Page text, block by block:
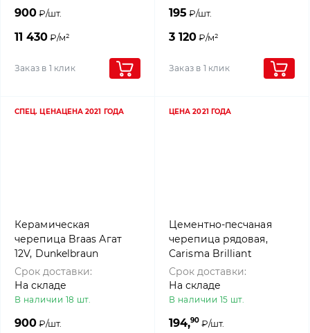
900₽/шт.
11 430₽/м²
Заказ в 1 клик
195 ₽/шт.
3 120₽/м²
Заказ в 1 клик
СПЕЦ. ЦЕНАЦЕНА 2021 ГОДА
Керамическая
черепица Braas Агат
12V, Dunkelbraun
Срок доставки:
На складе
В наличии 18 шт.
900₽/шт.
ЦЕНА 2021 ГОДА
Цементно-песчаная
черепица рядовая,
Carisma Brilliant
Шифер, Benders
Срок доставки:
На складе
В наличии 15 шт.
194,90 ₽/шт.